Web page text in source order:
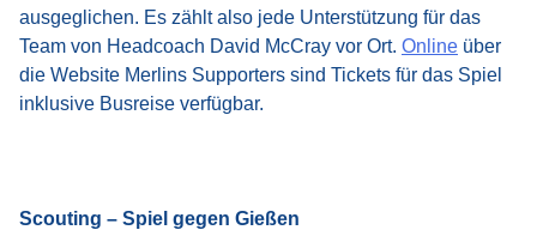
ausgeglichen. Es zählt also jede Unterstützung für das
Team von Headcoach David McCray vor Ort. Online über
die Website Merlins Supporters sind Tickets für das Spiel
inklusive Busreise verfügbar.
Scouting – Spiel gegen Gießen